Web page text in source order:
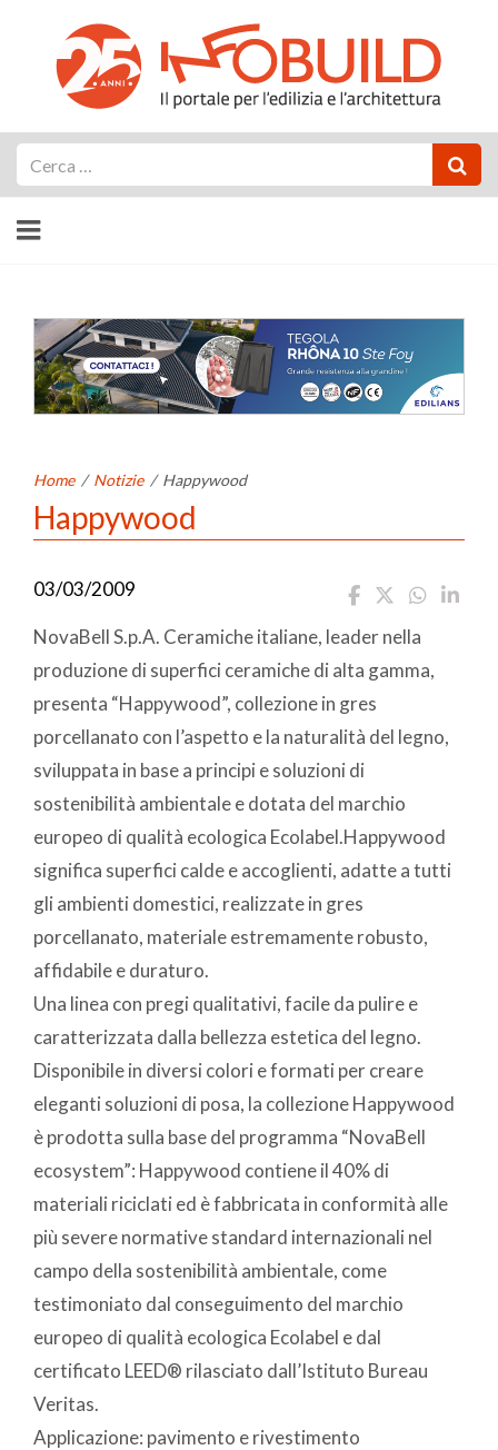
Home / Notizie / Happywood
Happywood
03/03/2009
NovaBell S.p.A. Ceramiche italiane, leader nella
produzione di superfici ceramiche di alta gamma,
presenta “Happywood”, collezione in gres
porcellanato con l’aspetto e la naturalità del legno,
sviluppata in base a principi e soluzioni di
sostenibilità ambientale e dotata del marchio
europeo di qualità ecologica Ecolabel.Happywood
significa superfici calde e accoglienti, adatte a tutti
gli ambienti domestici, realizzate in gres
porcellanato, materiale estremamente robusto,
affidabile e duraturo.
Una linea con pregi qualitativi, facile da pulire e
caratterizzata dalla bellezza estetica del legno.
Disponibile in diversi colori e formati per creare
eleganti soluzioni di posa, la collezione Happywood
è prodotta sulla base del programma “NovaBell
ecosystem”: Happywood contiene il 40% di
materiali riciclati ed è fabbricata in conformità alle
più severe normative standard internazionali nel
campo della sostenibilità ambientale, come
testimoniato dal conseguimento del marchio
europeo di qualità ecologica Ecolabel e dal
certificato LEED® rilasciato dall’Istituto Bureau
Veritas.
Applicazione: pavimento e rivestimento